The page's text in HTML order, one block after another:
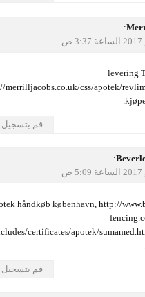
http://merrilljacobs.co.uk/css/
قم بتسجيل الدخول
apotek håndkøb københavn,
includes/certificates/apotek/
قم بتسجيل الدخول